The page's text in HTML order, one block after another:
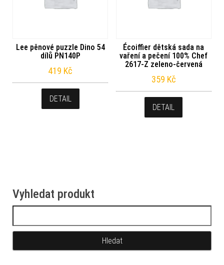
Lee pěnové puzzle Dino 54
dílů PN140P
419 Kč
DETAIL
Écoiffier dětská sada na
vaření a pečení 100% Chef
2617-Z zeleno-červená
359 Kč
DETAIL
Vyhledat produkt